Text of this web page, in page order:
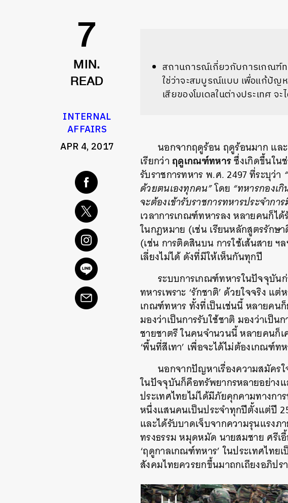
7
MIN.
READ
INTERNAL
AFFAIRS
APR 4, 2017
สถานการณ์เกี่ยวกับการเกณฑ์ท
ใช่ว่าจะสมบูรณ์แบบ เพื่อแก้ปัญ
เสียของโมเดลในต่างประเทศ
นอกจากฤดูร้อน ฤดูร้อนมาก แล
เรียกว่าฤดูเกณฑ์ทหารซึ่งเกิดขึ้นใน
รับราชการทหาร พ.ศ. 2497 ที่ระบุว่า
ด้วยตนเองทุกคน”โดย “ทหารกอง
จะต้องเข้ารับราชการทหารประจำกา
เวลาการเกณฑ์ทหารลง หลายคนก็ไ
ในกฎหมาย (เช่น เรียนหลักสูตรรัก
(เช่น การติดสินบน การใช้เส้นสาย
เลี่ยงไม่ได้ ดังที่มีให้เห็นกันทุกปี
ระบบการเกณฑ์ทหารในปัจจุบัน
ทหารเพราะ ‘รักชาติ’ ด้วยใจจริง แ
เกณฑ์ทหาร ทั้งที่เป็นเช่นนี้ หลายคน
มองว่าเป็นการรับใช้ชาติ มองว่าเป็
ชายชาตรี ในคนจำนวนนี้ หลายคนก็
‘พื้นที่สีเทา’ เพื่อจะได้ไม่ต้องเกณฑ์ท
นอกจากปัญหาเรื่องความสมัคร
ในปัจจุบันก็คือทรัพยากรหลายอย่าง
ประเทศไทยไม่ได้มีภัยคุกคามทางก
หนึ่งแสนคนเป็นประจำทุกปีตั้งแต่ปี
และได้รับบาดเจ็บจากความรุนแรงภ
ทรงธรรม หมุดหมัด นายสมชาย ศรีเ
‘ฤดูกาลเกณฑ์ทหาร’ ในประเทศไท
สังคมไทยควรยกขึ้นมาถกเถียงอภิป